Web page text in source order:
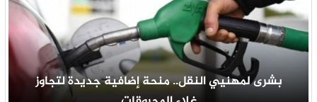
بشرى لمهنيي النقل.. منحة إضافية جديدة لتجاوز